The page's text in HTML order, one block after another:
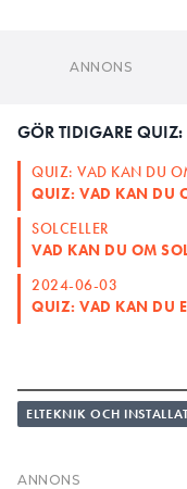
SOLCELLER
VAD KAN DU OM
2024-06-03
Prenumerera
Hantera